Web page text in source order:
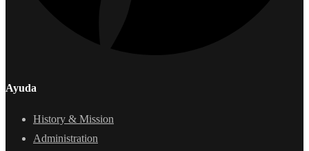
Ayuda
History & Mission
Administration